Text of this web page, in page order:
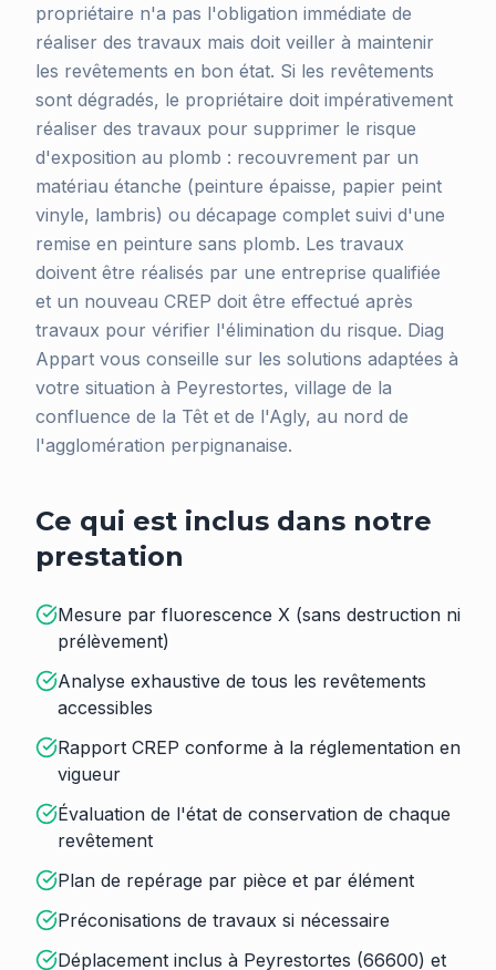
propriétaire n'a pas l'obligation immédiate de
réaliser des travaux mais doit veiller à maintenir
les revêtements en bon état. Si les revêtements
sont dégradés, le propriétaire doit impérativement
réaliser des travaux pour supprimer le risque
d'exposition au plomb : recouvrement par un
matériau étanche (peinture épaisse, papier peint
vinyle, lambris) ou décapage complet suivi d'une
remise en peinture sans plomb. Les travaux
doivent être réalisés par une entreprise qualifiée
et un nouveau CREP doit être effectué après
travaux pour vérifier l'élimination du risque. Diag
Appart vous conseille sur les solutions adaptées à
votre situation à Peyrestortes, village de la
confluence de la Têt et de l'Agly, au nord de
l'agglomération perpignanaise.
Ce qui est inclus dans notre
prestation
Mesure par fluorescence X (sans destruction ni
prélèvement)
Analyse exhaustive de tous les revêtements
accessibles
Rapport CREP conforme à la réglementation en
vigueur
Évaluation de l'état de conservation de chaque
revêtement
Plan de repérage par pièce et par élément
Préconisations de travaux si nécessaire
Déplacement inclus à Peyrestortes (66600) et